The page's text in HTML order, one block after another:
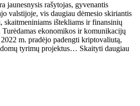
jaunesnysis rašytojas, gyvenantis
valstijoje, vis daugiau dėmesio skiriantis
skaitmeniniams ištekliams ir finansinių
ekonomikos ir komunikacijų
m. pradėjo padengti kriptovaliutą,
tyrimų projektus… Skaityti daugiau